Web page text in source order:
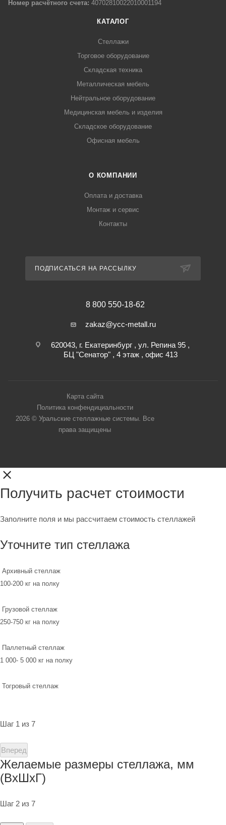
Номер расчётного счета: 40702810022010001194
КАТАЛОГ
Стеллажи
Торговое оборудование
Складская техника
Металлическая мебель
Нейтральное оборудование
Медицинская мебель и изделия
Складское оборудование
Офисная мебель
О КОМПАНИИ
Оплата и доставка
Монтаж и сервис
Контакты
ПОДПИСАТЬСЯ НА РАССЫЛКУ
8 800 550-18-62
zakaz@ycc-metall.ru
620043, г. Екатеринбург , ул. Репина 95 ,
БЦ "Сенатор" , 4 этаж , офис 413
Карта сайта
Политика конфендициальности
2026 © Уральские стеллажные системы. Все
права защищены
Получить расчет стоимости
Заполните поля и мы рассчитаем стоимость стеллажей
Уточните тип стеллажа
Архивный стеллаж
100-200 кг на полку
Грузовой стеллаж
250-750 кг на полку
Паллетный стеллаж
1 000- 5 000 кг на полку
Тогровый стеллаж
Шаг 1 из 7
Вперед
Желаемые размеры стеллажа, мм
(ВхШхГ)
Шаг 2 из 7